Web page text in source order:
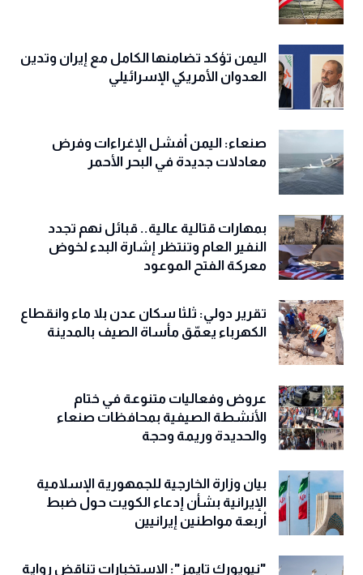
اليمن تؤكد تضامنها الكامل مع إيران وتدين
العدوان الأمريكي الإسرائيلي
صنعاء: اليمن أفشل الإغراءات وفرض
معادلات جديدة في البحر الأحمر
بمهارات قتالية عالية.. قبائل نهم تجدد
النفير العام وتنتظر إشارة البدء لخوض
معركة الفتح الموعود
تقرير دولي: ثلثا سكان عدن بلا ماء وانقطاع
الكهرباء يعمّق مأساة الصيف بالمدينة
عروض وفعاليات متنوعة في ختام
الأنشطة الصيفية بمحافظات صنعاء
والحديدة وريمة وحجة
‏بيان وزارة الخارجية للجمهورية الإسلامية
الإيرانية بشأن إدعاء الكويت حول ضبط
أربعة مواطنين إيرانيين
"نيويورك تايمز": الاستخبارات تناقض رواية